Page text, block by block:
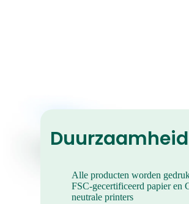
Duurzaamheid
Alle producten worden
FSC-gecertificeerd papier en
neutrale printers